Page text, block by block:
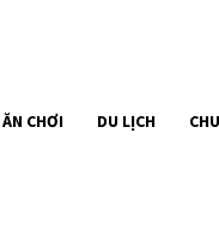
ĂN CHƠI DU LỊCH